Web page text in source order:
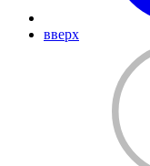
вверх